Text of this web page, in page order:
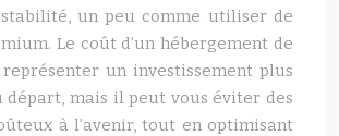
un peu comme utiliser de
Le coût d’un hébergement de
un investissement plus
départ, mais il peut vous éviter des
à l’avenir, tout en optimisant